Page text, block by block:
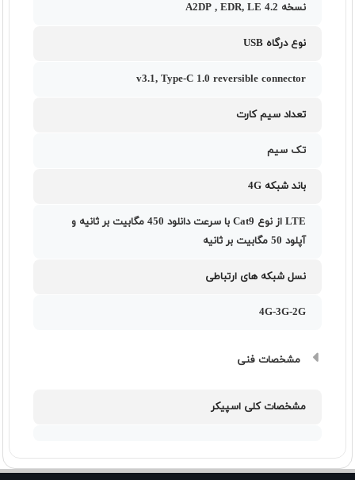
نسخه 4.2 A2DP , EDR, LE
نوع درگاه USB
v3.1, Type-C 1.0 reversible connector
تعداد سیم کارت
تک سیم
باند شبکه 4G
LTE از نوع Cat9 با سرعت دانلود 450 مگابیت بر ثانیه و
آپلود 50 مگابیت بر ثانیه
نسل شبکه های ارتباطی
4G-3G-2G
مشخصات فنی
مشخصات کلی اسپیکر